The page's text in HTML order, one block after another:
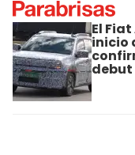
El
inicio
debut